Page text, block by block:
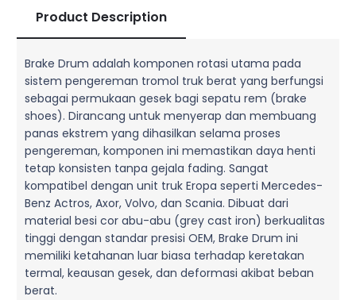
Product Description
Brake Drum adalah komponen rotasi utama pada
sistem pengereman tromol truk berat yang berfungsi
sebagai permukaan gesek bagi sepatu rem (brake
shoes). Dirancang untuk menyerap dan membuang
panas ekstrem yang dihasilkan selama proses
pengereman, komponen ini memastikan daya henti
tetap konsisten tanpa gejala fading. Sangat
kompatibel dengan unit truk Eropa seperti Mercedes-
Benz Actros, Axor, Volvo, dan Scania. Dibuat dari
material besi cor abu-abu (grey cast iron) berkualitas
tinggi dengan standar presisi OEM, Brake Drum ini
memiliki ketahanan luar biasa terhadap keretakan
termal, keausan gesek, dan deformasi akibat beban
berat.